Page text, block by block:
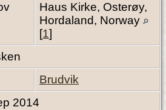
Haus Kirke, Osterøy,
Hordaland, Norway
[1]
Brudvik
2014